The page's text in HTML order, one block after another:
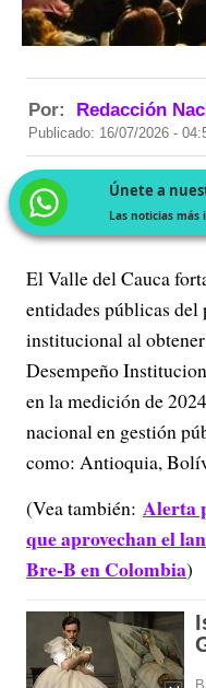
Por: Redacción
Publicado: 16/07/2026 -
Únete a
Las noticias
El Valle del Cauca
entidades públicas del
institucional al
Desempeño
en la medición de
nacional en gestión
como: Antioquia,
(Vea también: Alerta
que aprovechan el
Bre-B en Colombia)